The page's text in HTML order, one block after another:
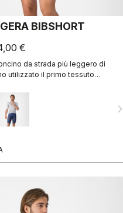
BIBSHORT
€
da strada più leggero di
utilizzato il primo tessuto
in un pantaloncino che è
leggerissimo e fresco ma fornisce
muscolare per le pedalate navigate_next